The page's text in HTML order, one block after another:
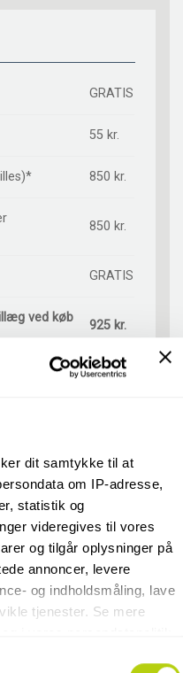
dit samtykke til at
om IP-adresse,
statistik og
videregives til vores
og tilgår oplysninger på
annoncer, levere
og indholdsmåling, lave
tjenester. Se mere
GRATIS
55 kr.
850 kr.
850 kr.
GRATIS
ved køb
925 kr.
ved
ved køb
ved køb
ved
900 kr.
ved
375 kr.